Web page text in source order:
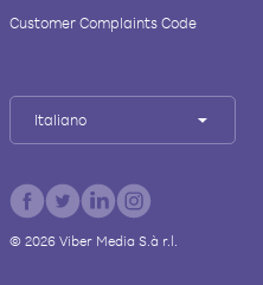
Customer Complaints Code
Italiano
© 2026Viber Media S.à r.l.